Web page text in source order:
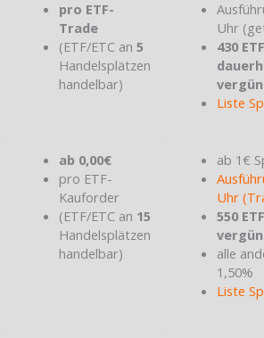
pro ETF-
Trade
(ETF/ETC an5
Handelsplätzen
handelbar)
Uhr
430
Liste
ab 0,00€
pro ETF-
Kauforder
(ETF/ETC an 15
Handelsplätzen
handelbar)
ab 1€
Uhr
550
alle
1,50%
Liste